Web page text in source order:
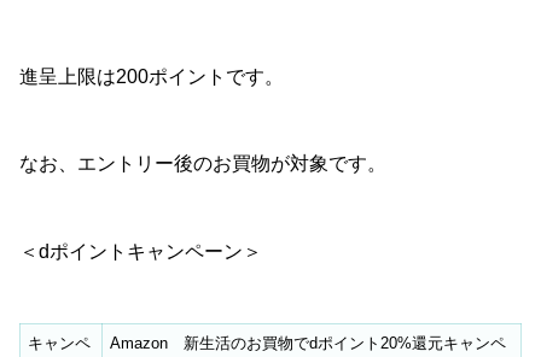
進呈上限は200ポイントです。
なお、エントリー後のお買物が対象です。
＜dポイントキャンペーン＞
キャンペ
Amazon 新生活のお買物でdポイント20%還元キャンペ